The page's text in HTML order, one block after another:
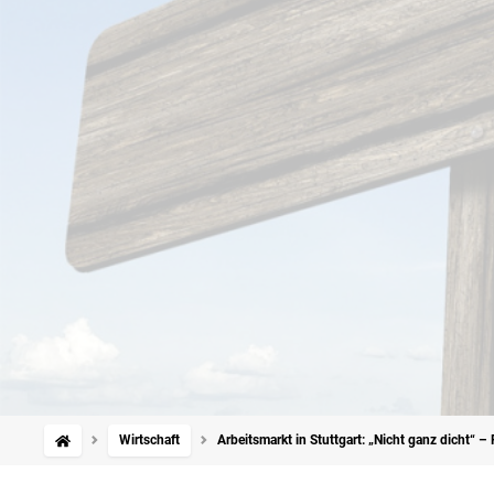
Wirtschaft Arbeitsmarkt in Stuttgart: „Nicht ganz dicht“